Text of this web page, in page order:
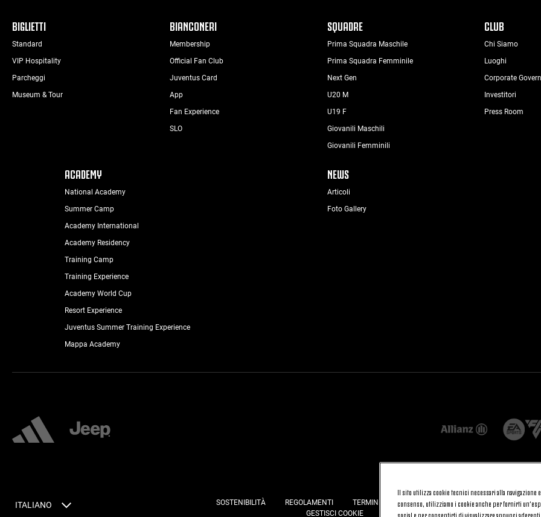
BIGLIETTI
Standard
VIP Hospitality
Parcheggi
Museum & Tour
BIANCONERI
Membership
Official Fan Club
Juventus Card
App
Fan Experience
SLO
SQUADRE
Prima Squadra Maschile
Prima Squadra Femminile
Next Gen
U20 M
U19 F
Giovanili Maschili
Giovanili Femminili
CLUB
Chi Siamo
Luoghi
Corporate
Investitori
Press Room
ACADEMY
National Academy
Summer Camp
Academy International
Academy Residency
Training Camp
Training Experience
Academy World Cup
Resort Experience
Juventus Summer Training Experience
Mappa Academy
NEWS
Articoli
Foto Gallery
ITALIANO SOSTENIBILITÀ REGOLAMENTI TERMINI E CONDIZIONI FATTURAZIONE
GESTISCI COOKIE
JOIN US CONTATTACI FAQ
Il sito utilizza cookie tecnici necessari alla
consenso, utilizziamo i cookie anche per fornirti
social e per consentirti di visualizzare annunci